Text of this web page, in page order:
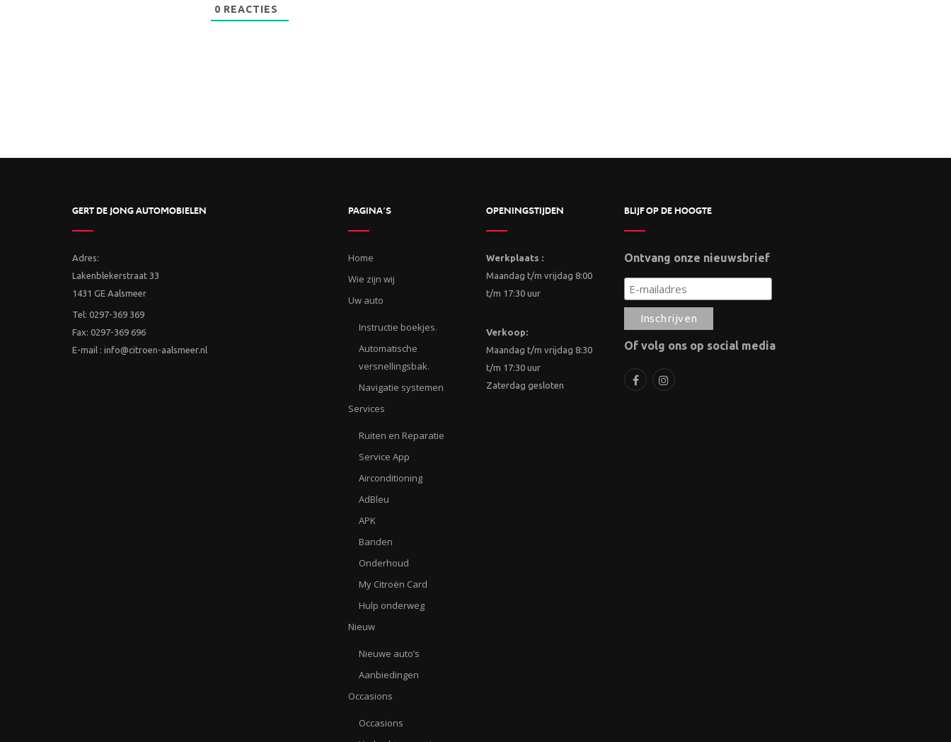
0 REACTIES
GERT DE JONG AUTOMOBIELEN
Adres:
Lakenblekerstraat 33
1431 GE Aalsmeer
Tel: 0297-369 369
Fax: 0297-369 696
E-mail : info@citroen-aalsmeer.nl
PAGINA’S
Home
Wie zijn wij
Uw auto
Instructie boekjes.
Automatische
versnellingsbak.
Navigatie systemen
Services
Ruiten en Reparatie
Service App
Airconditioning
AdBleu
APK
Banden
Onderhoud
My Citroën Card
Hulp onderweg
Nieuw
Nieuwe auto’s
Aanbiedingen
Occasions
Occasions
OPENINGSTIJDEN
Werkplaats :
Maandag t/m vrijdag 8:00
t/m 17:30 uur
Verkoop:
Maandag t/m vrijdag 8:30
t/m 17:30 uur
Zaterdag gesloten
BLIJF OP DE HOOGTE
Ontvang onze nieuwsbrief
Of volg ons op social media